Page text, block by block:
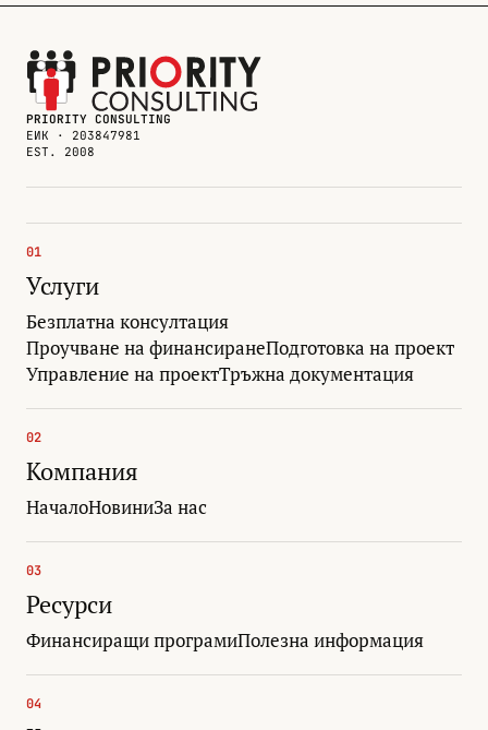
PRIORITY CONSULTING
ЕИК · 203847981
EST. 2008
01
Услуги
Безплатна консултация
Проучване на финансиранеПодготовка на проект
Управление на проектТръжна документация
02
Компания
НачалоНовиниЗа нас
03
Ресурси
Финансиращи програмиПолезна информация
04